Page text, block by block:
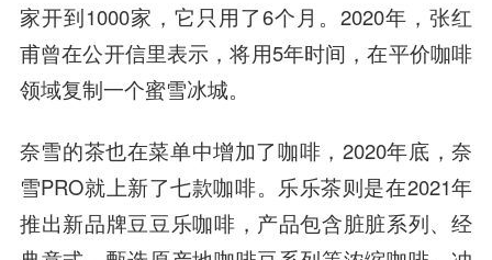
家开到1000家，它只用了6个月。2020年，张红
甫曾在公开信里表示，将用5年时间，在平价咖啡
领域复制一个蜜雪冰城。
奈雪的茶也在菜单中增加了咖啡，2020年底，奈
雪PRO就上新了七款咖啡。乐乐茶则是在2021年
推出新品牌豆豆乐咖啡，产品包含脏脏系列、经